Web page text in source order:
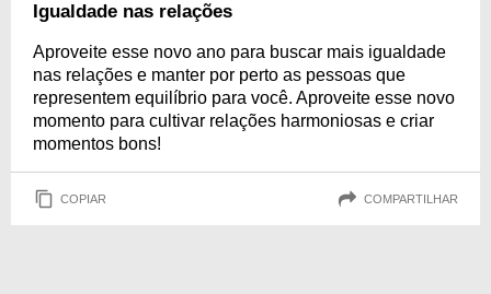
Igualdade nas relações
Aproveite esse novo ano para buscar mais igualdade
nas relações e manter por perto as pessoas que
representem equilíbrio para você. Aproveite esse novo
momento para cultivar relações harmoniosas e criar
momentos bons!
COPIAR COMPARTILHAR